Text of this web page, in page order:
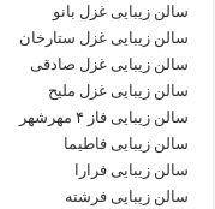
سالن زیبایی غزل بانو
سالن زیبایی غزل ستارخان
سالن زیبایی غزل صادقی
سالن زیبایی غزل ملیح
سالن زیبایی فاز ۴ مهرشهر
سالن زیبایی فاطیما
سالن زیبایی فرارا
سالن زیبایی فرشته